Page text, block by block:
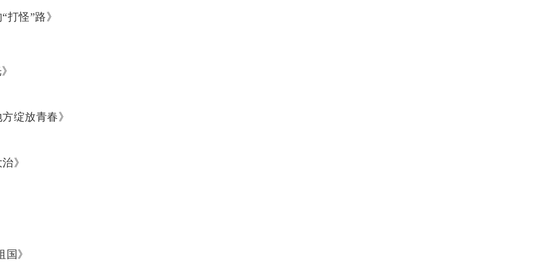
怪”路》
绽放青春》
》
》